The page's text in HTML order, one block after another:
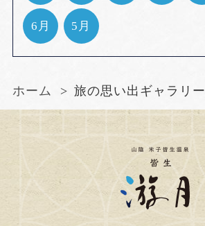
6月 5月
ホーム 旅の思い出ギャラリー